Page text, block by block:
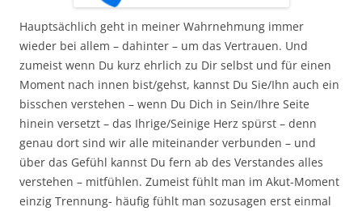
Hauptsächlich geht in meiner Wahrnehmung immer
wieder bei allem – dahinter – um das Vertrauen. Und
zumeist wenn Du kurz ehrlich zu Dir selbst und für einen
Moment nach innen bist/gehst, kannst Du Sie/Ihn auch ein
bisschen verstehen – wenn Du Dich in Sein/Ihre Seite
hinein versetzt – das Ihrige/Seinige Herz spürst – denn
genau dort sind wir alle miteinander verbunden – und
über das Gefühl kannst Du fern ab des Verstandes alles
verstehen – mitfühlen. Zumeist fühlt man im Akut-Moment
einzig Trennung- häufig fühlt man sozusagen erst einmal